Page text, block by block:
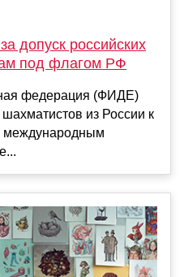
допуск российских
под флагом РФ
федерация (ФИДЕ)
из России к
международным